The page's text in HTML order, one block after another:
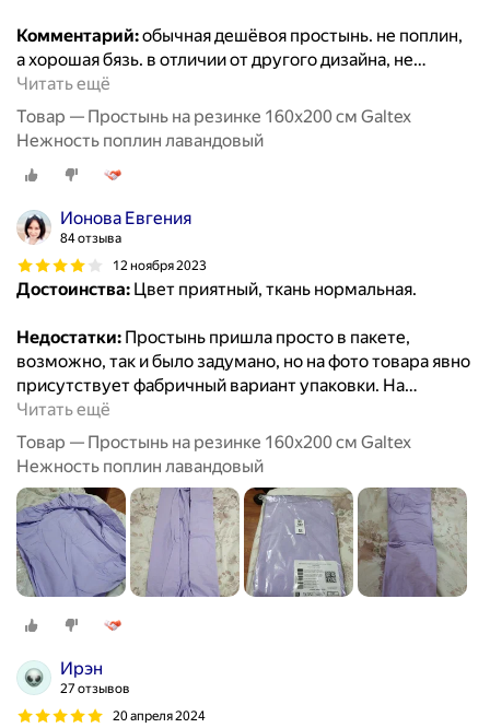
Комментарий:обычная дешёвоя простынь. не поплин,
а хорошая бязь. в отличии от другого дизайна, не…
Читать ещё
Товар — Простынь на резинке 160х200 см Galtex
Нежность поплин лавандовый
Ионова Евгения
84 отзыва
12 ноября 2023
Достоинства: Цвет приятный, ткань нормальная.
Недостатки: Простынь пришла просто в пакете,
возможно, так и было задумано, но на фото товара явно
присутствует фабричный вариант упаковки. На…
Читать ещё
Товар — Простынь на резинке 160х200 см Galtex
Нежность поплин лавандовый
Ирэн
27 отзывов
20 апреля 2024